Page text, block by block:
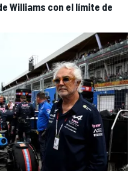
Williams con el límite de